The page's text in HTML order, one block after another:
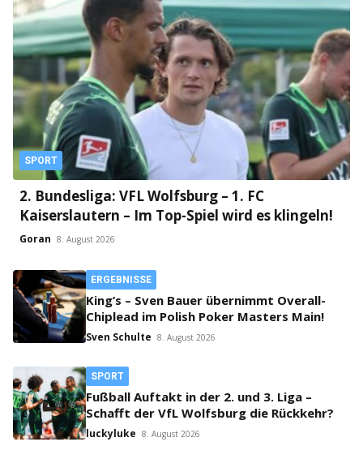
SPORT
2. Bundesliga: VFL Wolfsburg – 1. FC
Kaiserslautern – Im Top-Spiel wird es klingeln!
Goran 8. August 2026
ERGEBNISSE
King’s – Sven Bauer übernimmt Overall-
Chiplead im Polish Poker Masters Main!
Sven Schulte 8. August 2026
SPORT
Fußball Auftakt in der 2. und 3. Liga –
Schafft der VfL Wolfsburg die Rückkehr?
luckyluke 8. August 2026